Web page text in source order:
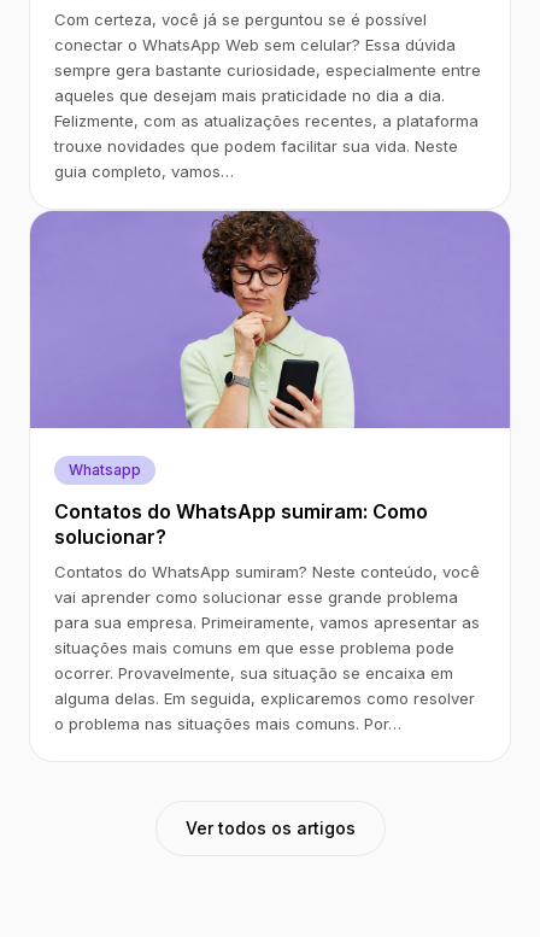
Com certeza, você já se perguntou se é possível
conectar o WhatsApp Web sem celular? Essa dúvida
sempre gera bastante curiosidade, especialmente entre
aqueles que desejam mais praticidade no dia a dia.
Felizmente, com as atualizações recentes, a plataforma
trouxe novidades que podem facilitar sua vida. Neste
guia completo, vamos…
Whatsapp
Contatos do WhatsApp sumiram: Como
solucionar?
Contatos do WhatsApp sumiram? Neste conteúdo, você
vai aprender como solucionar esse grande problema
para sua empresa. Primeiramente, vamos apresentar as
situações mais comuns em que esse problema pode
ocorrer. Provavelmente, sua situação se encaixa em
alguma delas. Em seguida, explicaremos como resolver
o problema nas situações mais comuns. Por…
Ver todos os artigos